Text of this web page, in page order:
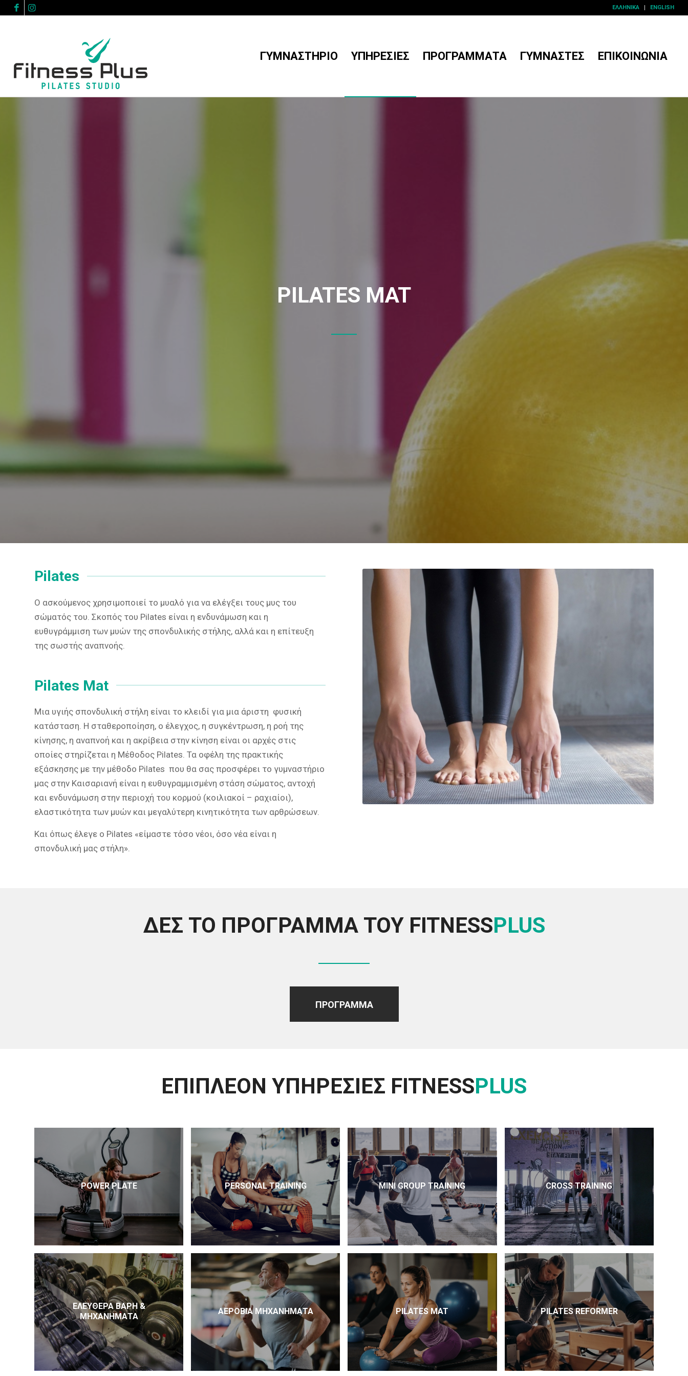
ΕΛΛΗΝΙΚΆ ENGLISH
ΓΥΜΝΑΣΤΉΡΙΟ ΥΠΗΡΕΣΊΕΣ ΠΡΟΓΡΆΜΜΑΤΑ ΓΥΜΝΑΣΤΈΣ ΕΠΙΚΟΙΝΩΝΊΑ
PILATES MAT
Pilates
O ασκούμενος χρησιμοποιεί το μυαλό για να ελέγξει τους μυς του
σώματός του. Σκοπός του Pilates είναι η ενδυνάμωση και η
ευθυγράμμιση των μυών της σπονδυλικής στήλης, αλλά και η επίτευξη
της σωστής αναπνοής.
Pilates Mat
Μια υγιής σπονδυλική στήλη είναι το κλειδί για μια άριστη φυσική
κατάσταση. Η σταθεροποίηση, ο έλεγχος, η συγκέντρωση, η ροή της
κίνησης, η αναπνοή και η ακρίβεια στην κίνηση είναι οι αρχές στις
οποίες στηρίζεται η Μέθοδος Pilates. Τα οφέλη της πρακτικής
εξάσκησης με την μέθοδο Pilates που θα σας προσφέρει το γυμναστήριο
μας στην Καισαριανή είναι η ευθυγραμμισμένη στάση σώματος, αντοχή
και ενδυνάμωση στην περιοχή του κορμού (κοιλιακοί – ραχιαίοι),
ελαστικότητα των μυών και μεγαλύτερη κινητικότητα των αρθρώσεων.
Και όπως έλεγε ο Pilates «είμαστε τόσο νέοι, όσο νέα είναι η
σπονδυλική μας στήλη».
ΔΕΣ ΤΟ ΠΡΌΓΡΑΜΜΑ ΤΟΥ FITNESSPLUS
ΠΡΌΓΡΑΜΜΑ
ΕΠΙΠΛΈΟΝ ΥΠΗΡΕΣΊΕΣ FITNESSPLUS
POWER PLATE PERSONAL TRAINING MINI GROUP TRAINING CROSS TRAINING
ΕΛΕΎΘΕΡΑ ΒΆΡΗ &
ΜΗΧΑΝΉΜΑΤΑ
ΑΕΡΌΒΙΑ ΜΗΧΑΝΉΜΑΤΑ PILATES MAT PILATES REFORMER